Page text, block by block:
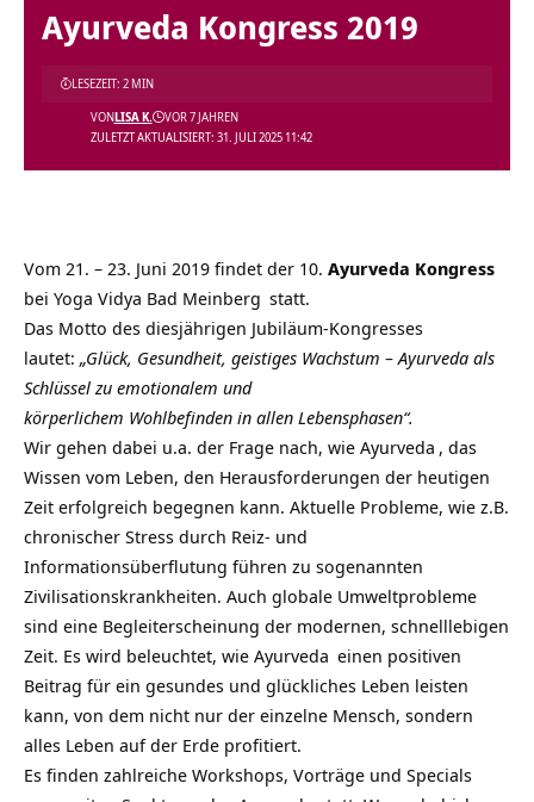
Ayurveda Kongress 2019
ZULETZT AKTUALISIERT: 31. JULI 2025 11:42
VONLISA K. VOR 7 JAHREN
LESEZEIT: 2 MIN
Vom 21. – 23. Juni 2019 findet der 10. Ayurveda Kongress
bei Yoga Vidya Bad Meinberg statt.
Das Motto des diesjährigen Jubiläum-Kongresses
lautet: „Glück, Gesundheit, geistiges Wachstum – Ayurveda als
Schlüssel zu emotionalem und
körperlichem Wohlbefinden in allen Lebensphasen“.
Wir gehen dabei u.a. der Frage nach, wie Ayurveda , das
Wissen vom Leben, den Herausforderungen der heutigen
Zeit erfolgreich begegnen kann. Aktuelle Probleme, wie z.B.
chronischer Stress durch Reiz- und
Informationsüberflutung führen zu sogenannten
Zivilisationskrankheiten. Auch globale Umweltprobleme
sind eine Begleiterscheinung der modernen, schnelllebigen
Zeit. Es wird beleuchtet, wie Ayurveda einen positiven
Beitrag für ein gesundes und glückliches Leben leisten
kann, von dem nicht nur der einzelne Mensch, sondern
alles Leben auf der Erde profitiert.
Es finden zahlreiche Workshops, Vorträge und Specials